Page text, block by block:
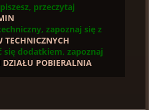
przeczytaj
zapoznaj się z
się dodatkiem, zapoznaj
DZIAŁU POBIERALNIA